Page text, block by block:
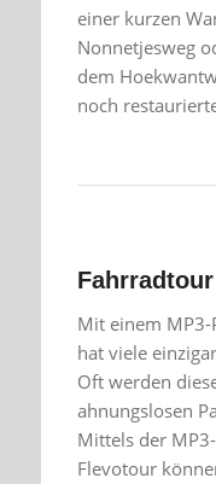
einer kurzen
Nonnetjesweg
dem
noch
Mit einem MP3-
hat viele
Oft werden
ahnungslosen
Mittels der
Flevotour